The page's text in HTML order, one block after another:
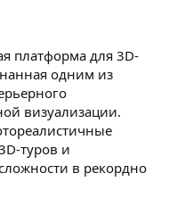
платформа для 3D-
одним из
визуализации.
туров и
в рекордно